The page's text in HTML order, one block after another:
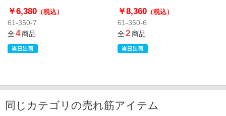
￥6,380 （税込）
61-350-7
全4商品
￥8,360（税込）
61-350-6
全2商品
同じカテゴリの売れ筋アイテム